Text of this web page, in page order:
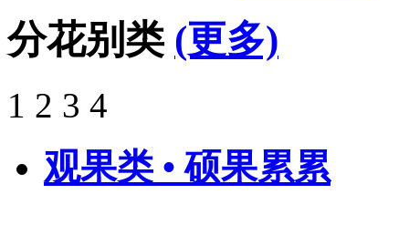
分花别类 (更多)
1 2 3 4
观果类 • 硕果累累